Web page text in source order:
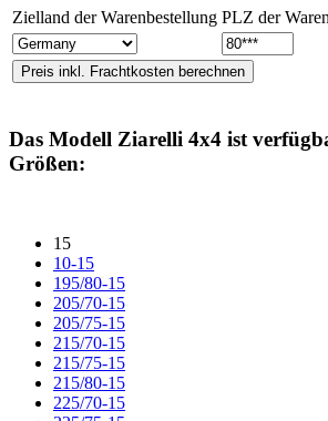
Zielland der Warenbestellung PLZ der
Das Modell Ziarelli 4x4 ist
Größen:
15
10-15
195/80-15
205/70-15
205/75-15
215/70-15
215/75-15
215/80-15
225/70-15